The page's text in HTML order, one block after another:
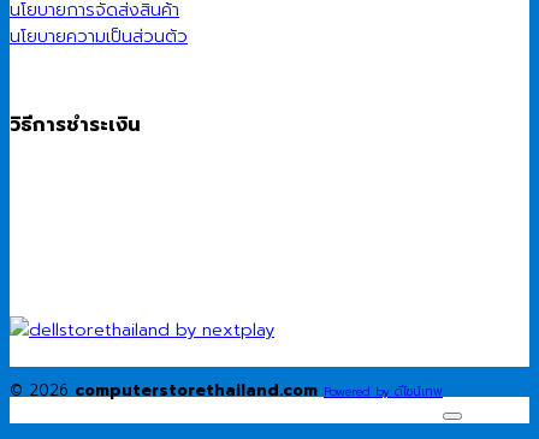
นโยบายการจัดส่งสินค้า
นโยบายความเป็นส่วนตัว
วิธีการชำระเงิน
© 2026 computerstorethailand.com Powered by ดีไซน์เทพ